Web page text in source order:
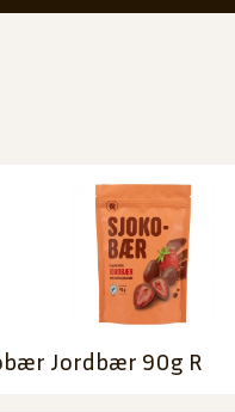
Jordbær 90g R